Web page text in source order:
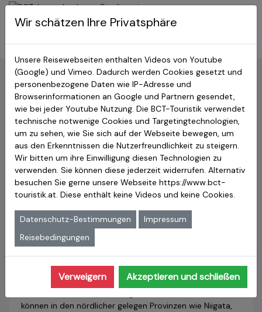
BCT-Touristik
Zurück: Hauptseite » Immaterielles Weltkulturerbe
Ojiya-chijimi & Echigo-jofu
Das Ojiya-chijimi und auch Echigo-jofu sind Techniken
für ein Gewebe, dass traditionell zur Herstellung von
Sommerkimono verwendet wird. Durch die be­stimmte
Verarbeitung der Fasern kühlt der Kimono den Körper im
Sommer. Die Hauptproduktion ist in der historischen
heutigen Zeit immer noch dort hergestellt und gehört
seit 2009 auf die Repräsentative Liste des immateriellen
Kulturerbes der Mensch­heit der UNESCO.
Wie entsteht dieser Stoff?
Japan ist ein Land mit mehreren Klimazonen, da es sich
können in den nördlicher gelegen Provinzen wie Niigata,
Wir schätzen Ihre Privatsphäre
Unsere Reisewebseiten enthalten Videos von Youtube
(Google) und Vimeo. Dadurch werden Cookies gesetzt und
personenbezogene Daten wie IP-Adresse und
Browserinformationen an Google und Partnern gesendet,
wie bei jeder Youtube Nutzung. Die BCT-Touristik verwendet
technische notwenige Cookies und Targetingtechnologien,
um zu sehen, wie Sie sich auf der Webseite bewegen, um
aus den Erkenntnissen die Nutzerfreundlichkeit zu steigern.
Wir bitten um ihre Einwilligung diesen Technologien zu
verwenden. Sie können diese jederzeit widerrufen. Alternativ
besuchen Sie gerne unsere Webseite https://www.bct-
touristik.at. Diese enthält keine Videos und keine Cookies.
Datenschutz-Bestimmungen
Impressum
Reisebedingungen
Verweigern Akzeptieren und schließen